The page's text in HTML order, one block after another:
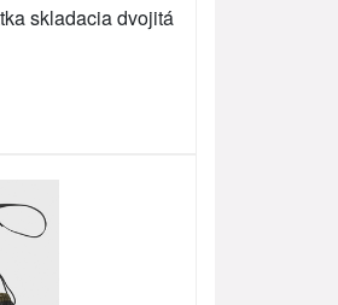
skladacia dvojitá